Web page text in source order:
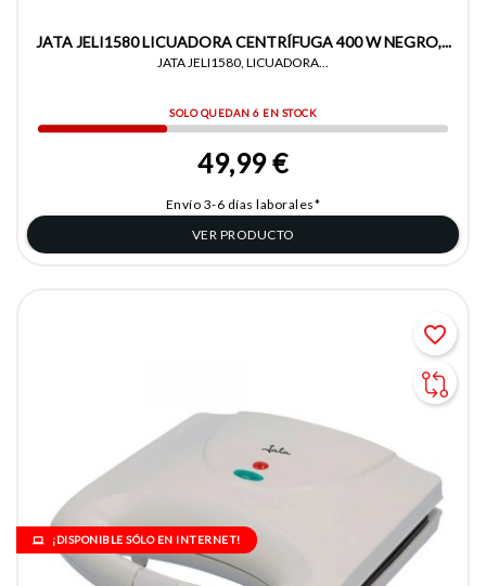
JATA JELI1580 LICUADORA CENTRÍFUGA 400 W NEGRO,...
JATA JELI1580, LICUADORA...
SOLO QUEDAN 6 EN STOCK
49,99 €
Envío 3-6 días laborales*
VER PRODUCTO
¡DISPONIBLE SÓLO EN INTERNET!
favorite_border